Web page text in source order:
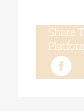
Share